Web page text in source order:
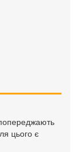
цього є